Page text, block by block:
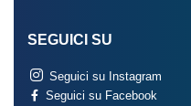
SEGUICI SU
Seguici su Instagram
Seguici su Facebook